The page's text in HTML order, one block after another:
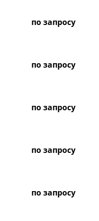
по запросу
по запросу
по запросу
по запросу
по запросу